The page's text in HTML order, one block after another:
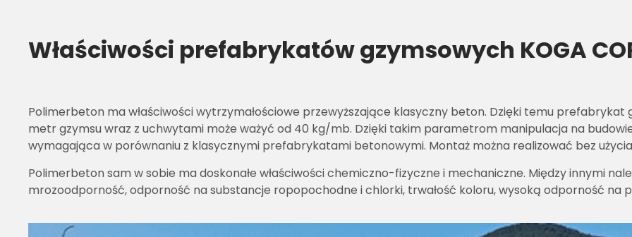
Właściwości prefabrykatów gzymsowych KOGA
Polimerbeton ma właściwości wytrzymałościowe przewyższające klasyczny beton. Dzięki temu
metr gzymsu wraz z uchwytami może ważyć od 40 kg/mb. Dzięki takim parametrom manipulacja na
wymagająca w porównaniu z klasycznymi prefabrykatami betonowymi. Montaż można realizować bez
Polimerbeton sam w sobie ma doskonałe właściwości chemiczno-fizyczne i mechaniczne. Między innymi
mrozoodporność, odporność na substancje ropopochodne i chlorki, trwałość koloru, wysoką odporność na